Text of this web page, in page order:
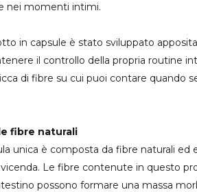
nei momenti intimi.
in capsule è stato sviluppato
il controllo della propria routine
di fibre su cui puoi contare quando
fibre naturali
unica è composta da fibre naturali ed
Le fibre contenute in questo
possono formare una massa